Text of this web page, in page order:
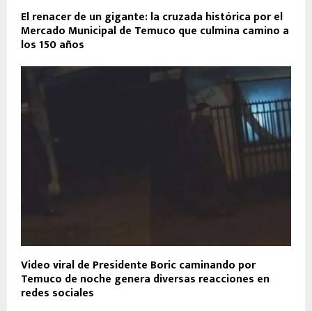
El renacer de un gigante: la cruzada histórica por el
Mercado Municipal de Temuco que culmina camino a
los 150 años
Video viral de Presidente Boric caminando por
Temuco de noche genera diversas reacciones en
redes sociales